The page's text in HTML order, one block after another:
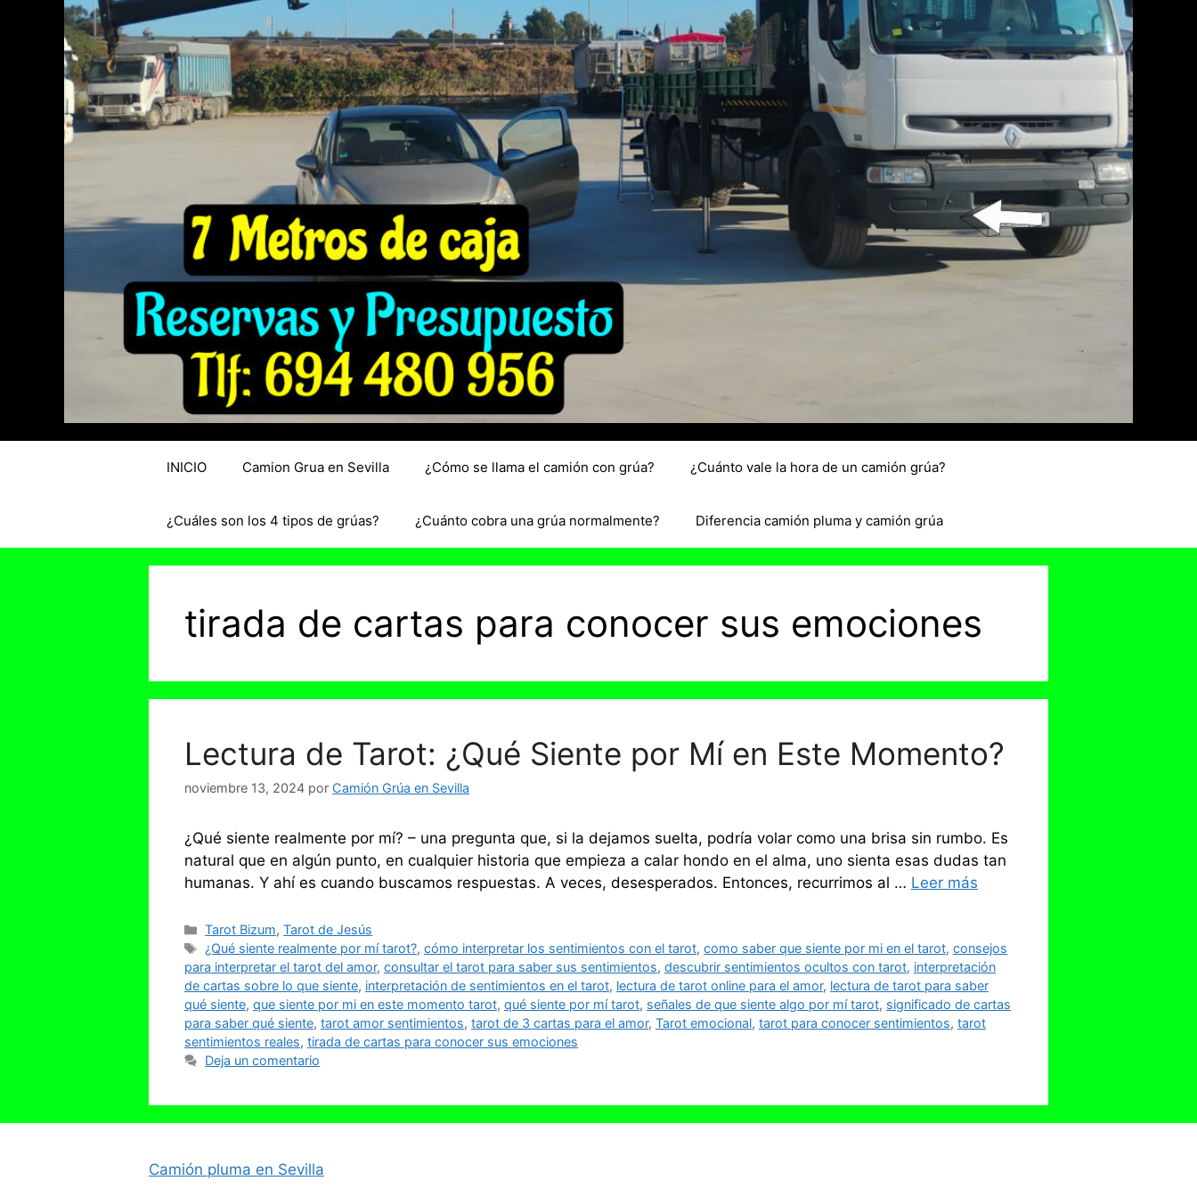
INICIO Camion Grua en Sevilla ¿Cómo se llama el camión con grúa? ¿Cuánto vale la hora de un camión grúa?
¿Cuáles son los 4 tipos de grúas? ¿Cuánto cobra una grúa normalmente? Diferencia camión pluma y camión grúa
tirada de cartas para conocer sus emociones
Lectura de Tarot: ¿Qué Siente por Mí en Este Momento?
noviembre 13, 2024 por Camión Grúa en Sevilla
¿Qué siente realmente por mí? – una pregunta que, si la dejamos suelta, podría volar como una brisa sin rumbo. Es
natural que en algún punto, en cualquier historia que empieza a calar hondo en el alma, uno sienta esas dudas tan
humanas. Y ahí es cuando buscamos respuestas. A veces, desesperados. Entonces, recurrimos al … Leer más
Categorías
Tarot Bizum,Tarot de Jesús
Etiquetas
¿Qué siente realmente por mí tarot?,cómo interpretar los sentimientos con el tarot,como saber que siente por mi en el tarot,consejos
para interpretar el tarot del amor, consultar el tarot para saber sus sentimientos, descubrir sentimientos ocultos con tarot, interpretación
de cartas sobre lo que siente, interpretación de sentimientos en el tarot, lectura de tarot online para el amor, lectura de tarot para saber
qué siente, que siente por mi en este momento tarot, qué siente por mí tarot, señales de que siente algo por mí tarot, significado de cartas
para saber qué siente, tarot amor sentimientos, tarot de 3 cartas para el amor, Tarot emocional, tarot para conocer sentimientos, tarot
sentimientos reales, tirada de cartas para conocer sus emociones
Deja un comentario
Camión pluma en Sevilla